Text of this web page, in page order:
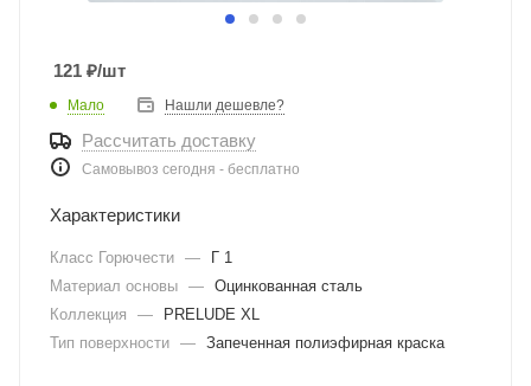
121 ₽/шт
Мало Нашли дешевле?
Рассчитать доставку
Самовывоз сегодня - бесплатно
Характеристики
Класс Горючести —
Г 1
Материал основы — Оцинкованная сталь
Коллекция
—
PRELUDE XL
Тип поверхности — Запеченная полиэфирная краска